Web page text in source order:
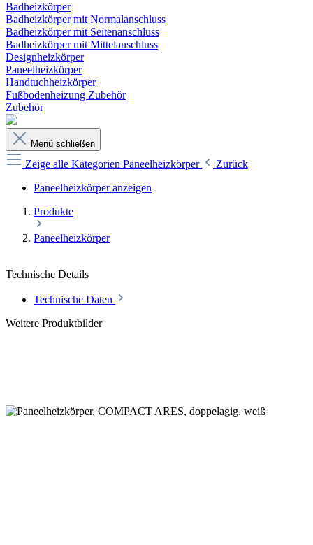
Badheizkörper
Badheizkörper mit Normalanschluss
Badheizkörper mit Seitenanschluss
Badheizkörper mit Mittelanschluss
Designheizkörper
Paneelheizkörper
Handtuchheizkörper
Fußbodenheizung Zubehör
Zubehör
Menü schließen
Zeige alle Kategorien Paneelheizkörper
Zurück
Paneelheizkörper anzeigen
Produkte
Paneelheizkörper
Technische Details
Technische Daten
Weitere Produktbilder